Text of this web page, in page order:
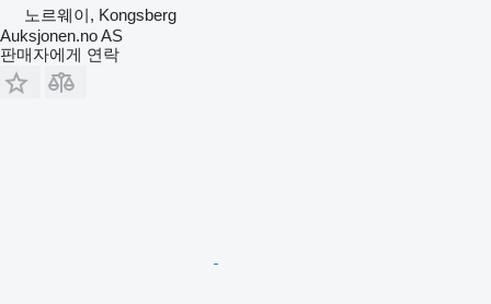
노르웨이, Kongsberg
Auksjonen.no AS
판매자에게 연락